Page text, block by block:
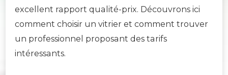
excellent rapport qualité-prix. Découvrons ici
comment choisir un vitrier et comment trouver
un professionnel proposant des tarifs
intéressants.